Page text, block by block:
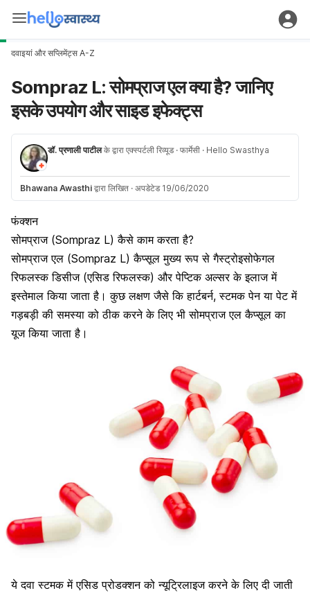
दवाइयां और सप्लिमेंट्स A-Z
Sompraz L: सोमप्राज एल क्या है? जानिए
इसके उपयोग और साइड इफेक्ट्स
डॉ. प्रणाली पाटीलके द्वारा एक्स्पर्टली रिव्यूड · फार्मेसी · Hello Swasthya
Bhawana Awasthi द्वारा लिखित · अपडेटेड 19/06/2020
फंक्शन
सोमप्राज (Sompraz L) कैसे काम करता है?
सोमप्राज एल (Sompraz L) कैप्सूल मुख्य रूप से गैस्ट्रोइसोफेगल
रिफलस्क डिसीज (एसिड रिफलस्क) और पेप्टिक अल्सर के इलाज में
इस्तेमाल किया जाता है। कुछ लक्षण जैसे कि हार्टबर्न, स्टमक पेन या पेट में
गड़बड़ी की समस्या को ठीक करने के लिए भी सोमप्राज एल कैप्सूल का
यूज किया जाता है।
ये दवा स्टमक में एसिड प्रोडक्शन को न्यूट्रिलाइज करने के लिए दी जाती